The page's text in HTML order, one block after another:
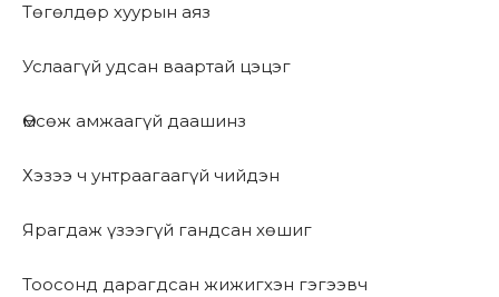
Төгөлдөр хуурын аяз
Услаагүй удсан ваартай цэцэг
Өмсөж амжаагүй даашинз
Хэзээ ч унтраагаагүй чийдэн
Ярагдаж үзээгүй гандсан хөшиг
Тоосонд дарагдсан жижигхэн гэгээвч